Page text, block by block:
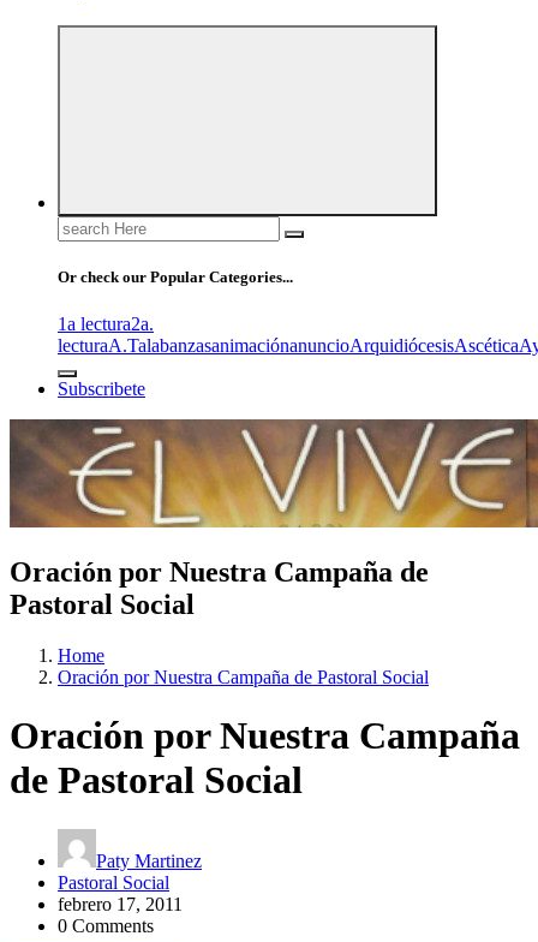
Search
for:
Or check our Popular Categories...
1a lectura2a.
lecturaA.TalabanzasanimaciónanuncioArquidiócesisAscética
Subscribete
Oración por Nuestra Campaña de
Pastoral Social
Home
Oración por Nuestra Campaña de Pastoral Social
Oración por Nuestra Campaña
de Pastoral Social
Paty Martinez
Pastoral Social
febrero 17, 2011
0 Comments